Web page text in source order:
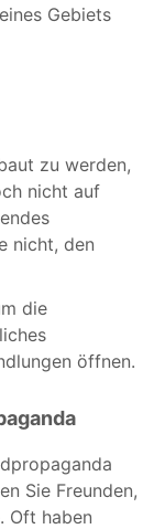
Gebiets
zu werden,
nicht auf
nicht, den
die
öffnen.
Sie Freunden,
Oft haben